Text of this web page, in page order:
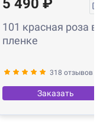
5 490 ₽
101 красная роза в
пленке
318 отзывов
Заказать